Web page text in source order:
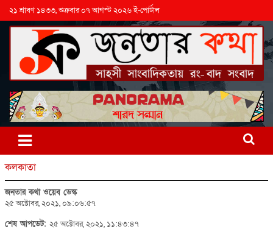
২১ শ্রাবণ ১৪৩৩, শুক্রবার ০৭ আগস্ট ২০২৬ ই-পোর্টাল
কলকাতা
জনতার কথা ওয়েব ডেস্ক
২৫ অক্টোবর, ২০২১, ০৯:০৬:৫৭
শেষ আপডেট: ২৫ অক্টোবর, ২০২১, ১১:৪৩:৪৭